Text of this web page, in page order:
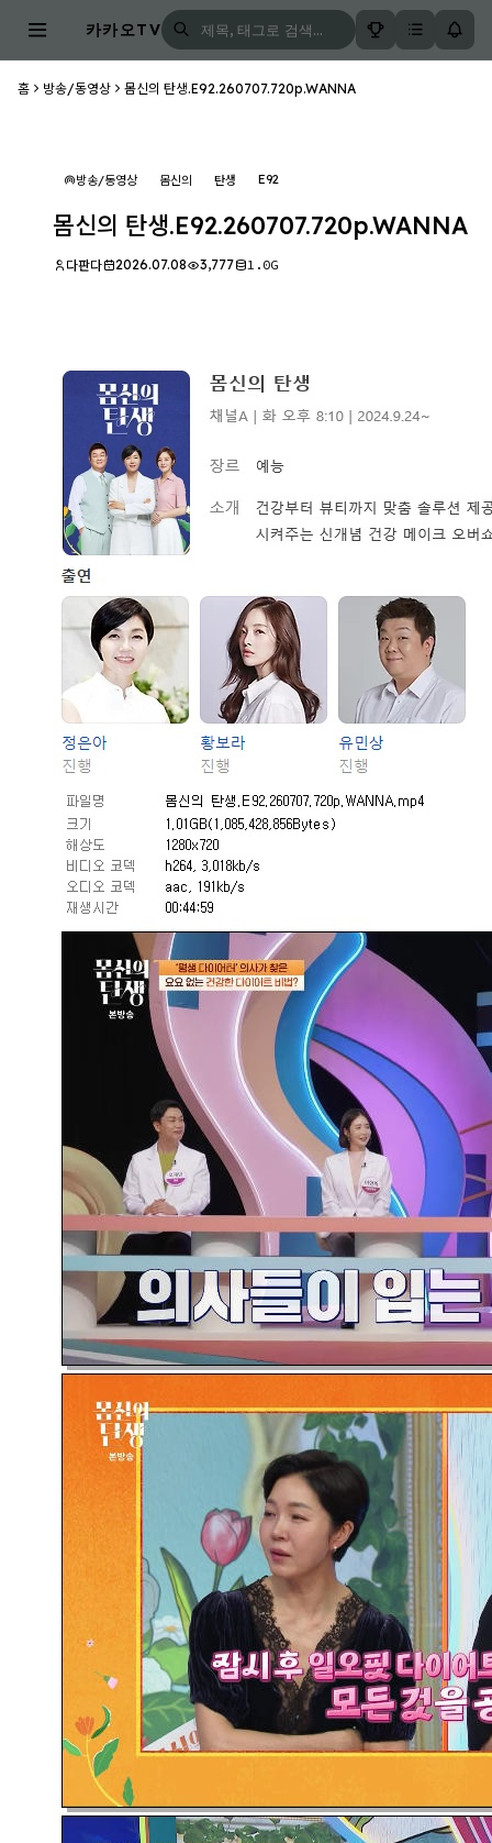
카카오TV
홈 방송/동영상 몸신의 탄생.E92.260707.720p.WANNA
방송/동영상 몸신의 탄생 E92
몸신의 탄생.E92.260707.720p.WANNA
다판다 2026.07.08 3,777 1.0G